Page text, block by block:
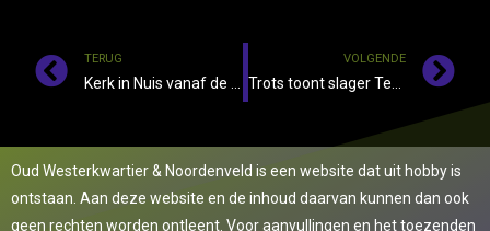
TERUG VOLGENDE
Oud Westerkwartier & Noordenveld is een website dat uit hobby is
ontstaan. Aan deze website en de inhoud daarvan kunnen dan ook
geen rechten worden ontleent. Voor aanvullingen en het toezenden